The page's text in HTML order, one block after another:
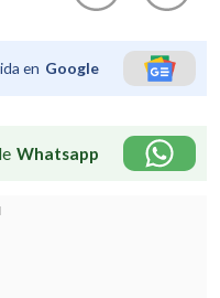
en Google
Whatsapp